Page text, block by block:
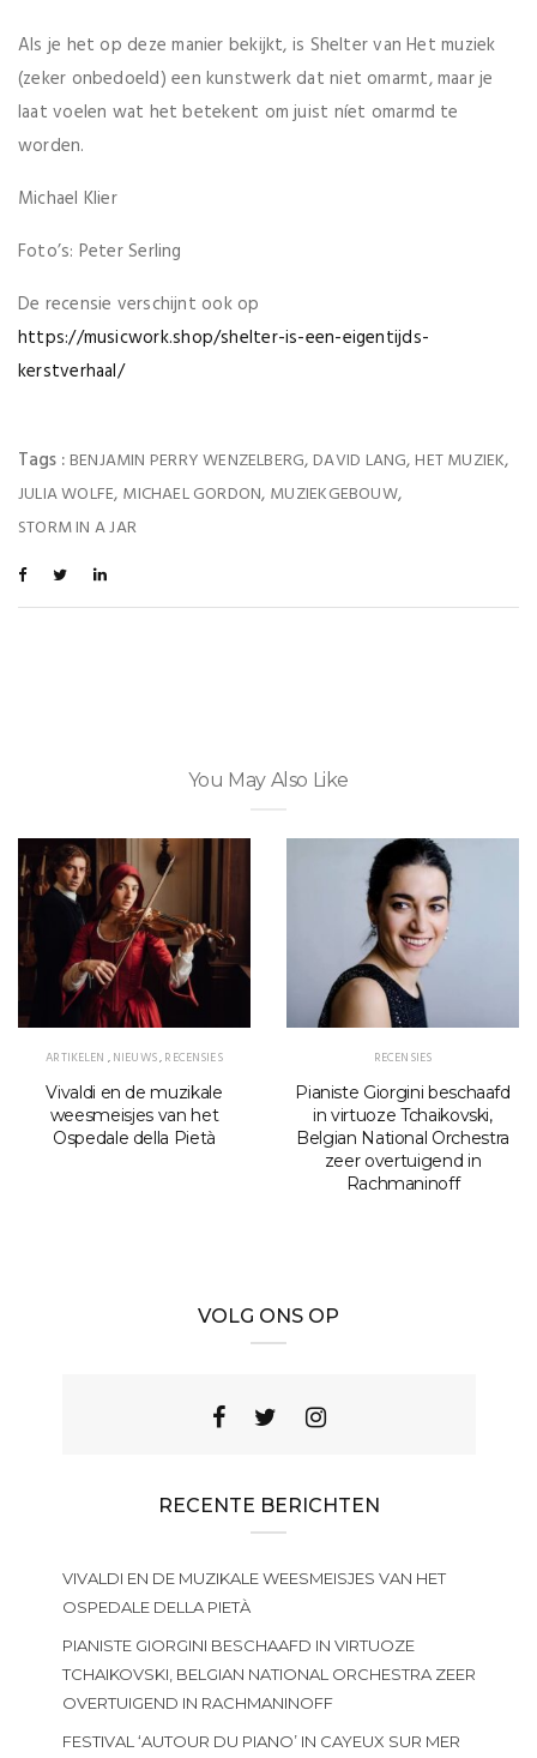
Als je het op deze manier bekijkt, is Shelter van Het muziek
(zeker onbedoeld) een kunstwerk dat niet omarmt, maar je
laat voelen wat het betekent om juist níet omarmd te
worden.
Michael Klier
Foto’s: Peter Serling
De recensie verschijnt ook op
https://musicwork.shop/shelter-is-een-eigentijds-
kerstverhaal/
Tags : BENJAMIN PERRY WENZELBERG, DAVID LANG, HET MUZIEK,
JULIA WOLFE, MICHAEL GORDON, MUZIEKGEBOUW,
STORM IN A JAR
You May Also Like
ARTIKELEN ,NIEUWS,RECENSIES
Vivaldi en de muzikale
weesmeisjes van het
Ospedale della Pietà
RECENSIES
Pianiste Giorgini beschaafd
in virtuoze Tchaikovski,
Belgian National Orchestra
zeer overtuigend in
Rachmaninoff
VOLG ONS OP
RECENTE BERICHTEN
VIVALDI EN DE MUZIKALE WEESMEISJES VAN HET
OSPEDALE DELLA PIETÀ
PIANISTE GIORGINI BESCHAAFD IN VIRTUOZE
TCHAIKOVSKI, BELGIAN NATIONAL ORCHESTRA ZEER
OVERTUIGEND IN RACHMANINOFF
FESTIVAL ‘AUTOUR DU PIANO’ IN CAYEUX SUR MER